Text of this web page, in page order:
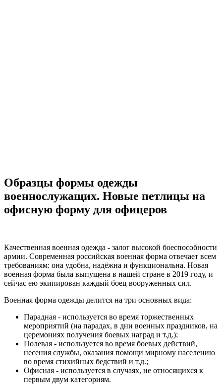
Образцы формы одежды
военнослужащих. Новые петлицы на
офисную форму для офицеров
Качественная военная одежда - залог высокой боеспособности
армии. Современная российская военная форма отвечает всем
требованиям: она удобна, надёжна и функциональна. Новая
военная форма была выпущена в нашей стране в 2019 году, и
сейчас ею экипирован каждый боец вооруженных сил.
Военная форма одежды делится на три основных вида:
Парадная - используется во время торжественных
мероприятий (на парадах, в дни военных праздников, на
церемониях получения боевых наград и т.д.);
Полевая - используется во время боевых действий,
несения службы, оказания помощи мирному населению
во время стихийных бедствий и т.д.;
Офисная - используется в случаях, не относящихся к
первым двум категориям.